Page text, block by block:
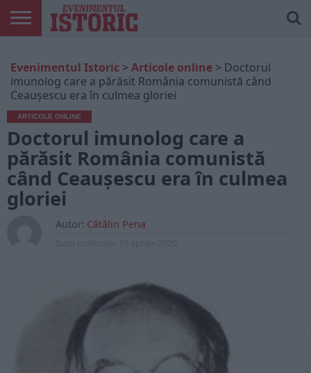
ONLINE
EDIȚII
TIPĂRITE
ISTORIC
PLAY
CONTUL
MEU
Evenimentul Istoric > Articole online > Doctorul
imunolog care a părăsit România comunistă când
Ceaușescu era în culmea gloriei
ARTICOLE ONLINE
Doctorul imunolog care a
părăsit România comunistă
când Ceaușescu era în culmea
gloriei
Autor: Cătălin Pena